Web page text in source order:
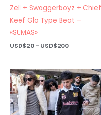
Zell + Swaggerboyz + Chief
Keef Glo Type Beat –
«SUMAS»
USD$20 - USD$200Rango
desde
USD$20
hasta
USD$200